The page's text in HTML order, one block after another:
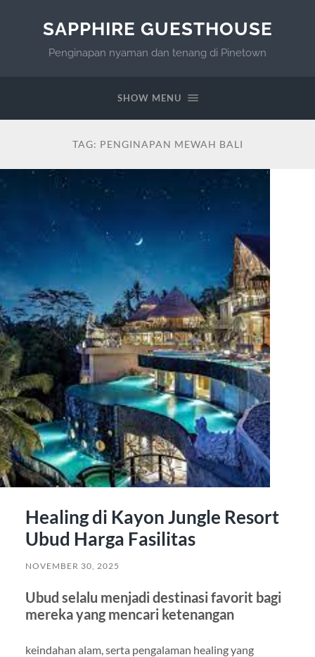
SAPPHIRE GUESTHOUSE
Penginapan nyaman dan tenang di Pinetown
SHOW MENU
TAG: PENGINAPAN MEWAH BALI
Healing di Kayon Jungle Resort
Ubud Harga Fasilitas
NOVEMBER 30, 2025
Ubud selalu menjadi destinasi favorit bagi
mereka yang mencari ketenangan
keindahan alam, serta pengalaman healing yang